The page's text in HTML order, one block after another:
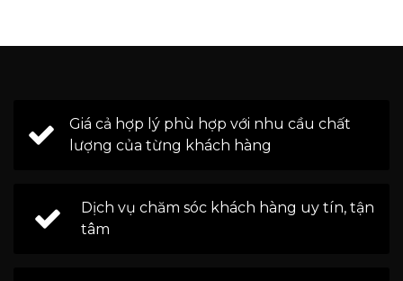
Giá cả hợp lý phù hợp với nhu cầu chất
lượng của từng khách hàng
Dịch vụ chăm sóc khách hàng uy tín, tận
tâm